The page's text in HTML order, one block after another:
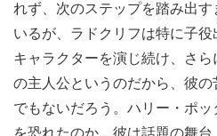
れず、次のステップを踏み出
いるが、ラドクリフは特に子
キャラクターを演じ続け、さ
の主人公というのだから、彼の
でもないだろう。ハリー・ポ